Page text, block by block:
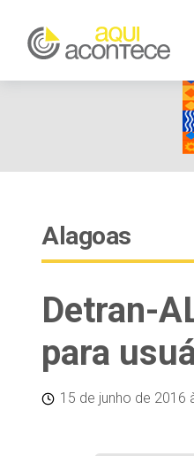
Alagoas
Detran-
para
15 de junho de 2016